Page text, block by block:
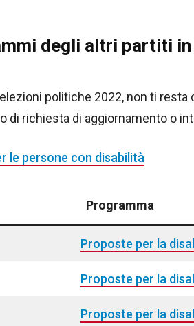
degli altri partiti in
politiche 2022, non ti
richiesta di aggiornamento o
le persone con disabilità
Programma
Proposte per la
Proposte per la
Proposte per la